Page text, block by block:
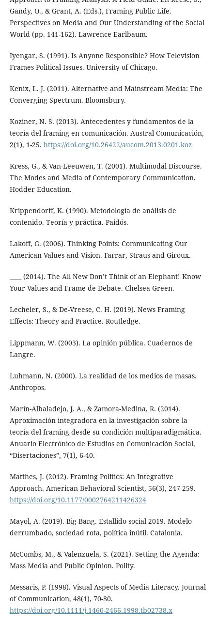
Gandy, O., & Grant, A. (Eds.), Framing Public Life.
Perspectives on Media and Our Understanding of the Social
World (pp. 141-162). Lawrence Earlbaum.
Iyengar, S. (1991). Is Anyone Responsible? How Television
Frames Political Issues. University of Chicago.
Kenix, L. J. (2011). Alternative and Mainstream Media: The
Converging Spectrum. Bloomsbury.
Koziner, N. S. (2013). Antecedentes y fundamentos de la
teoría del framing en comunicación. Austral Comunicación,
2(1), 1-25. https://doi.org/10.26422/aucom.2013.0201.koz
Kress, G., & Van-Leeuwen, T. (2001). Multimodal Discourse.
The Modes and Media of Contemporary Communication.
Hodder Education.
Krippendorff, K. (1990). Metodología de análisis de
contenido. Teoría y práctica. Paidós.
Lakoff, G. (2006). Thinking Points: Communicating Our
American Values and Vision. Farrar, Straus and Giroux.
____ (2014). The All New Don’t Think of an Elephant! Know
Your Values and Frame de Debate. Chelsea Green.
Lecheler, S., & De-Vreese, C. H. (2019). News Framing
Effects: Theory and Practice. Routledge.
Lippmann, W. (2003). La opinión pública. Cuadernos de
Langre.
Luhmann, N. (2000). La realidad de los medios de masas.
Anthropos.
Marín-Albaladejo, J. A., & Zamora-Medina, R. (2014).
Aproximación integradora en la investigación sobre la
teoría del framing desde su condición multiparadigmática.
Anuario Electrónico de Estudios en Comunicación Social,
“Disertaciones”, 7(1), 6-40.
Matthes, J. (2012). Framing Politics: An Integrative
Approach. American Behavioral Scientist, 56(3), 247-259.
https://doi.org/10.1177/0002764211426324
Mayol, A. (2019). Big Bang. Estallido social 2019. Modelo
derrumbado, sociedad rota, política inútil. Catalonia.
McCombs, M., & Valenzuela, S. (2021). Setting the Agenda:
Mass Media and Public Opinion. Polity.
Messaris, P. (1998). Visual Aspects of Media Literacy. Journal
of Communication, 48(1), 70-80.
https://doi.org/10.1111/j.1460-2466.1998.tb02738.x